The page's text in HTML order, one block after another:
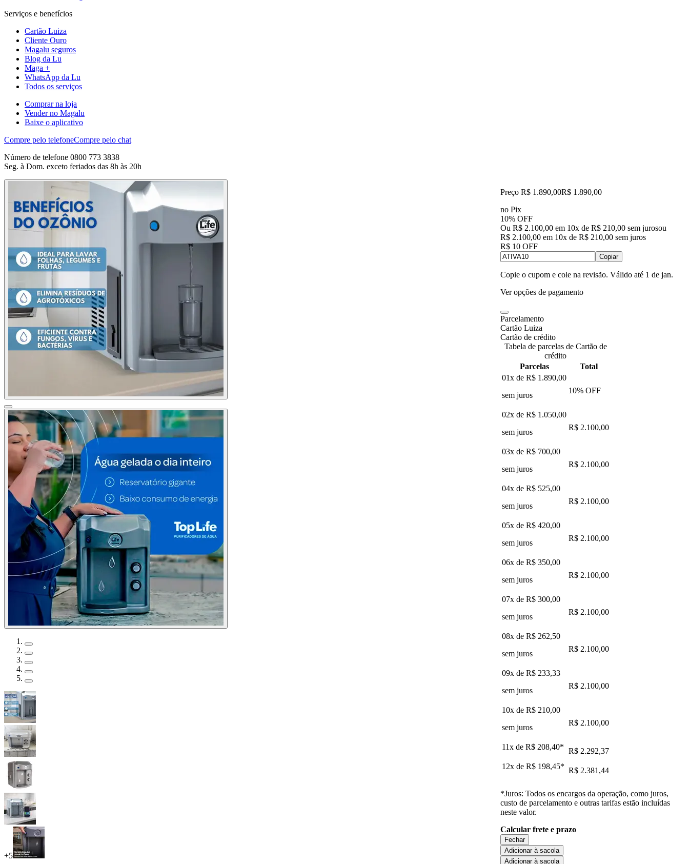
Serviços e benefícios
Cartão Luiza
Cliente Ouro
Magalu seguros
Blog da Lu
Maga +
WhatsApp da Lu
Todos os serviços
Comprar na loja
Vender no Magalu
Baixe o aplicativo
Compre pelo telefoneCompre pelo chat
Número de telefone 0800 773 3838
Seg. à Dom. exceto feriados das 8h às 20h
+5
Preço R$ 1.890,00R$ 1.890,00
no Pix
10% OFF
Ou R$ 2.100,00 em 10x de R$ 210,00 sem jurosou
R$ 2.100,00 em 10x de R$ 210,00 sem juros
R$ 10 OFF
Copiar
Copie o cupom e cole na revisão. Válido até 1 de jan.
Ver opções de pagamento
Parcelamento
Cartão Luiza
Cartão de crédito
Tabela de parcelas de Cartão de
crédito
Parcelas
Total
01x de R$ 1.890,00
sem juros
10% OFF
02x de R$ 1.050,00
sem juros
R$ 2.100,00
03x de R$ 700,00
sem juros
R$ 2.100,00
04x de R$ 525,00
sem juros
R$ 2.100,00
05x de R$ 420,00
sem juros
R$ 2.100,00
06x de R$ 350,00
sem juros
R$ 2.100,00
07x de R$ 300,00
sem juros
R$ 2.100,00
08x de R$ 262,50
sem juros
R$ 2.100,00
09x de R$ 233,33
sem juros
R$ 2.100,00
10x de R$ 210,00
sem juros
R$ 2.100,00
11x de R$ 208,40* R$ 2.292,37
12x de R$ 198,45* R$ 2.381,44
*Juros: Todos os encargos da operação, como juros,
custo de parcelamento e outras tarifas estão incluídas
neste valor.
Calcular frete e prazo
Fechar
Adicionar à sacola
Adicionar à sacola